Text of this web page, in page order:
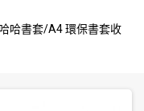
哈哈書套/A4 環保書套收